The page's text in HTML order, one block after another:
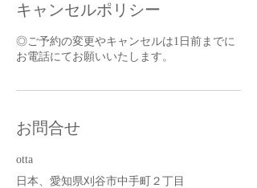
キャンセルポリシー
◎ご予約の変更やキャンセルは1日前までに
お問合せ
otta
日本、愛知県刈谷市中手町２丁目